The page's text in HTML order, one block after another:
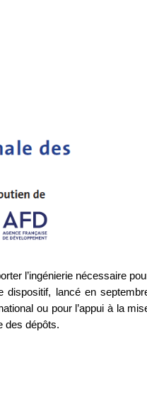
l’ingénierie nécessaire
dispositif, lancé en
ou pour l’appui à la
des dépôts.